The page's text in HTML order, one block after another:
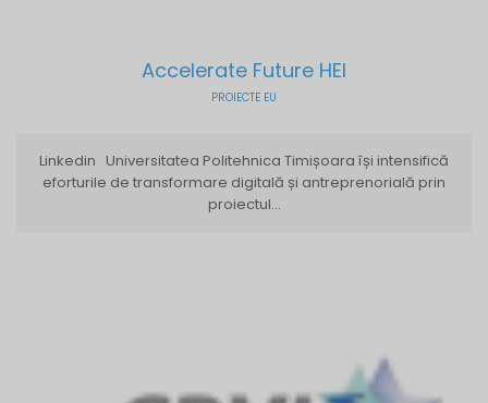
Accelerate Future HEI
PROIECTE EU
Linkedin Universitatea Politehnica Timișoara își intensifică
eforturile de transformare digitală și antreprenorială prin
proiectul...